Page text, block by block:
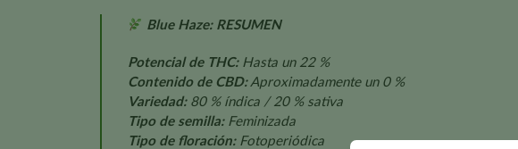
Blue Haze: RESUMEN
Potencial de THC:Hasta un 22 %
Contenido de CBD:Aproximadamente un 0 %
Variedad:80 % índica / 20 % sativa
Tipo de semilla:Feminizada
Tipo de floración:Fotoperiódica